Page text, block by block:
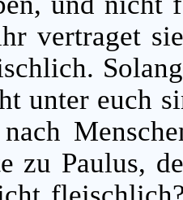
vertraget
unter euch
zu Paulus,